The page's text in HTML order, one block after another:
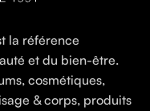
la référence
et du bien-être.
cosmétiques,
& corps, produits